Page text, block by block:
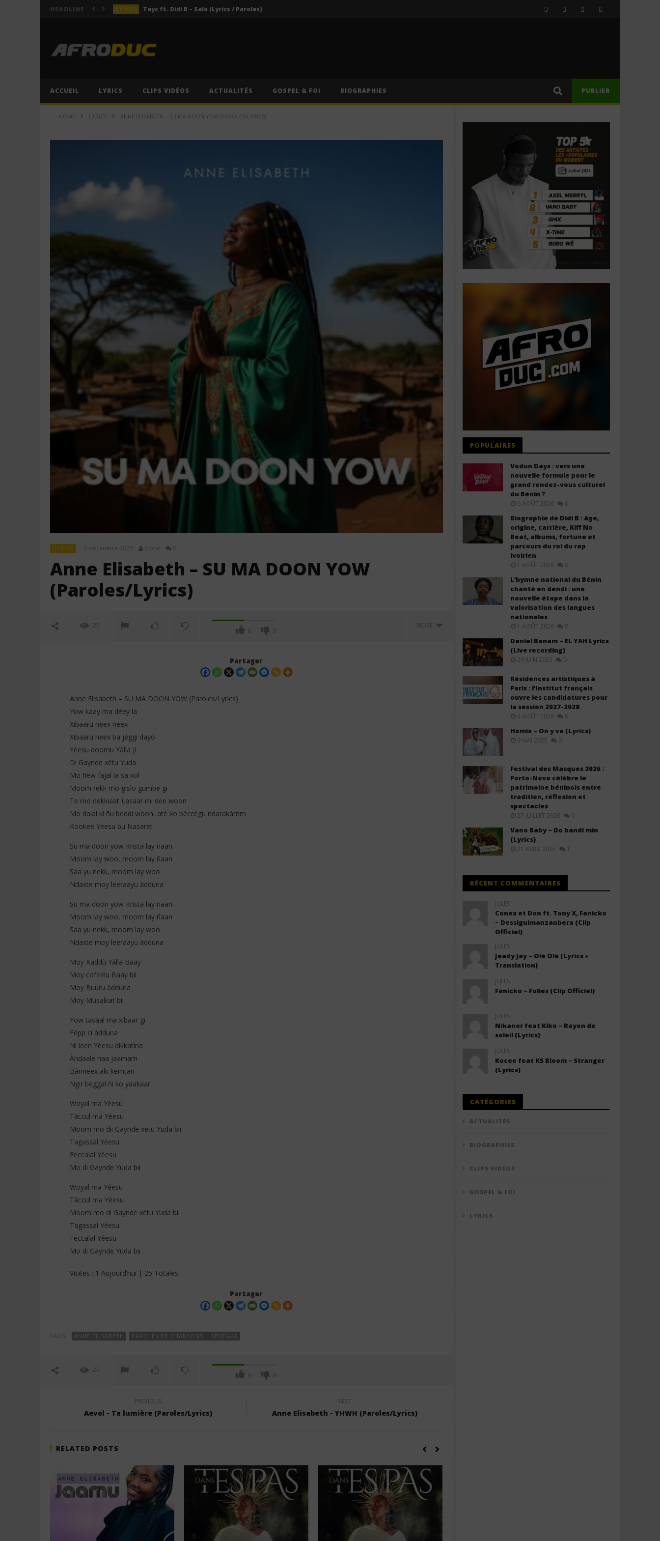
HEADLINE LYRICS Tayc ft. Didi B – Salo (Lyrics / Paroles)
LYRICS
LYRICS Tayc ft. Didi B – Salo (Lyrics / Paroles)
ACCUEIL LYRICS CLIPS VIDÉOS ACTUALITÉS GOSPEL & FOI BIOGRAPHIES PUBLIER
HOME LYRICS ANNE ELISABETH – SU MA DOON YOW (PAROLES/LYRICS)
LYRICS 2 décembre 2025 Stone 0
Anne Elisabeth – SU MA DOON YOW
(Paroles/Lyrics)
25
0 0
MORE
Anne Elisabeth – SU MA DOON
YOW (Paroles/Lyrics)
décembre
2025
(Paroles/Lyrics)
(Paroles/Lyrics)
2
décembre
2025
Partager
Anne Elisabeth – SU MA DOON YOW (Paroles/Lyrics)
Yow kaay ma déey la
Xibaaru neex neex
Xibaaru neex ba jéggi dayo
Yéesu doomu Yàlla ji
Di Gaynde xëtu Yuda
Mo ñëw fajal la sa xol
Moom rekk mo gislo gumbë gi
Te mo dekkiaat Lasaar mi dee woon
Mo dalal ki ñu beddi woon, até ko bëccëgu ndarakàmm
Kookee Yéesu bu Nasaret
Su ma doon yow Krista lay ñaan
Moom lay woo, moom lay ñaan
Saa yu nekk, moom lay woo
Ndaxte moy leeraayu àdduna
Su ma doon yow Krista lay ñaan
Moom lay woo, moom lay ñaan
Saa yu nekk, moom lay woo
Ndaxte moy leeraayu àdduna
Moy Kaddù Yàlla Baay
Moy cofeelu Baay bii
Moy Buuru àdduna
Moy Musalkat bii
Yow tasaal ma xibaar gi
Fépp ci àdduna
Ni leen Yéesu dikkatina
Àndaale naa jaamam
Bànneex aki kemtan
Ngir bëggal ñi ko yaakaar
Woyal ma Yéesu
Tàccul ma Yéesu
Moom mo dii Gaynde xëtu Yuda bii
Tagassal Yéesu
Feccalal Yéesu
Mo di Gaynde Yuda bii
Woyal ma Yéesu
Tàccul ma Yéesu
Moom mo di Gaynde xëtu Yuda bii
Tagassal Yéesu
Feccalal Yéesu
Mo di Gaynde Yuda bii
Visites : 1 Aujourd’hui | 25 Totales
Partager
TAGS: ANNE ELISABETH PAROLES DE CHANSONS | SÉNÉGAL
25
0 0
PREVIOUS
Aevol - Ta lumière (Paroles/Lyrics)
NEXT
Anne Elisabeth - YHWH (Paroles/Lyrics)
RELATED POSTS
POPULAIRES
Vodun Days : vers une
nouvelle formule pour le
grand rendez-vous culturel
du Bénin ?
6 AOÛT 2026 0
Biographie de Didi B : âge,
origine, carrière, Kiff No
Beat, albums, fortune et
parcours du roi du rap
ivoirien
1 AOÛT 2026 0
L’hymne national du Bénin
chanté en dendi : une
nouvelle étape dans la
valorisation des langues
nationales
1 AOÛT 2026 0
Daniel Banam – EL YAH Lyrics
(Live recording)
29 JUIN 2025 0
Résidences artistiques à
Paris : l’Institut français
ouvre les candidatures pour
la session 2027-2028
4 AOÛT 2026 0
Homix – On y va (Lyrics)
9 MAI 2025 0
Festival des Masques 2026 :
Porto-Novo célèbre le
patrimoine béninois entre
tradition, réflexion et
spectacles
27 JUILLET 2026 0
Vano Baby – Do bandi min
(Lyrics)
21 AVRIL 2025 1
RÉCENT COMMENTAIRES
JULES
Conex et Don ft. Tony X, Fanicko
– Dessiguimanzanbera (Clip
Officiel)
JULES
Jeady Jay – Olé Olé (Lyrics +
Translation)
JULES
Fanicko – Folies (Clip Officiel)
JULES
Nikanor feat Kiko – Rayon de
soleil (Lyrics)
JULES
Kocee feat KS Bloom – Stranger
(Lyrics)
CATÉGORIES
ACTUALITÉS
BIOGRAPHIES
CLIPS VIDÉOS
GOSPEL & FOI
LYRICS